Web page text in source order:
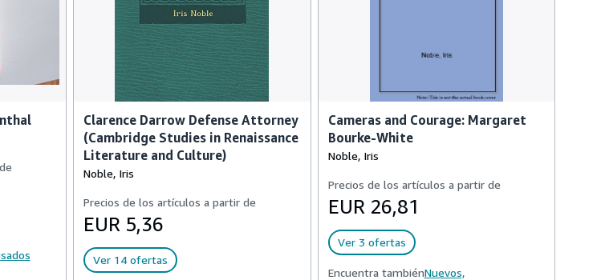
Clarence Darrow Defense Attorney
(Cambridge Studies in Renaissance
Literature and Culture)
Noble, Iris
Precios de los artículos a partir de
EUR 5,36
Ver 14 ofertas
Cameras and Courage: Margaret
Bourke-White
Noble, Iris
Precios de los artículos a partir de
EUR 26,81
Ver 3 ofertas
Encuentra tambiénNuevos,